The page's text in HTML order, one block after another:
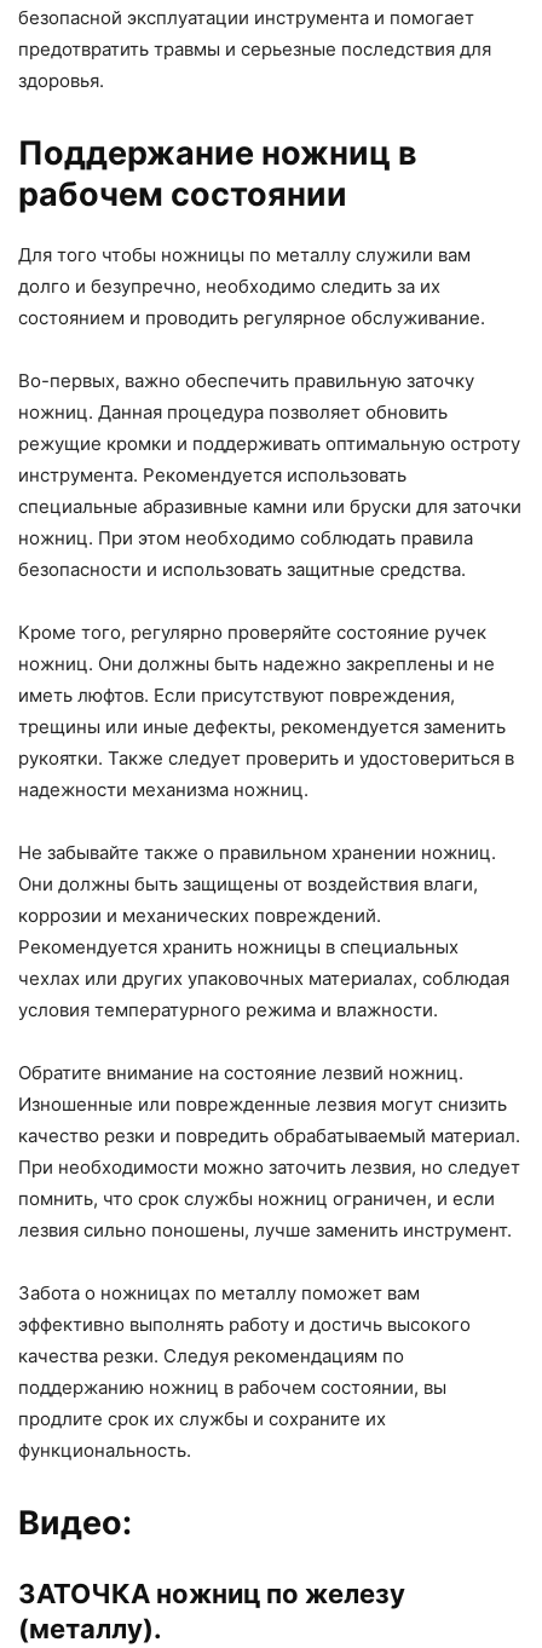
безопасной эксплуатации инструмента и помогает
предотвратить травмы и серьезные последствия для
здоровья.
Поддержание ножниц в
рабочем состоянии
Для того чтобы ножницы по металлу служили вам
долго и безупречно, необходимо следить за их
состоянием и проводить регулярное обслуживание.
Во-первых, важно обеспечить правильную заточку
ножниц. Данная процедура позволяет обновить
режущие кромки и поддерживать оптимальную остроту
инструмента. Рекомендуется использовать
специальные абразивные камни или бруски для заточки
ножниц. При этом необходимо соблюдать правила
безопасности и использовать защитные средства.
Кроме того, регулярно проверяйте состояние ручек
ножниц. Они должны быть надежно закреплены и не
иметь люфтов. Если присутствуют повреждения,
трещины или иные дефекты, рекомендуется заменить
рукоятки. Также следует проверить и удостовериться в
надежности механизма ножниц.
Не забывайте также о правильном хранении ножниц.
Они должны быть защищены от воздействия влаги,
коррозии и механических повреждений.
Рекомендуется хранить ножницы в специальных
чехлах или других упаковочных материалах, соблюдая
условия температурного режима и влажности.
Обратите внимание на состояние лезвий ножниц.
Изношенные или поврежденные лезвия могут снизить
качество резки и повредить обрабатываемый материал.
При необходимости можно заточить лезвия, но следует
помнить, что срок службы ножниц ограничен, и если
лезвия сильно поношены, лучше заменить инструмент.
Забота о ножницах по металлу поможет вам
эффективно выполнять работу и достичь высокого
качества резки. Следуя рекомендациям по
поддержанию ножниц в рабочем состоянии, вы
продлите срок их службы и сохраните их
функциональность.
Видео:
ЗАТОЧКА ножниц по железу
(металлу).